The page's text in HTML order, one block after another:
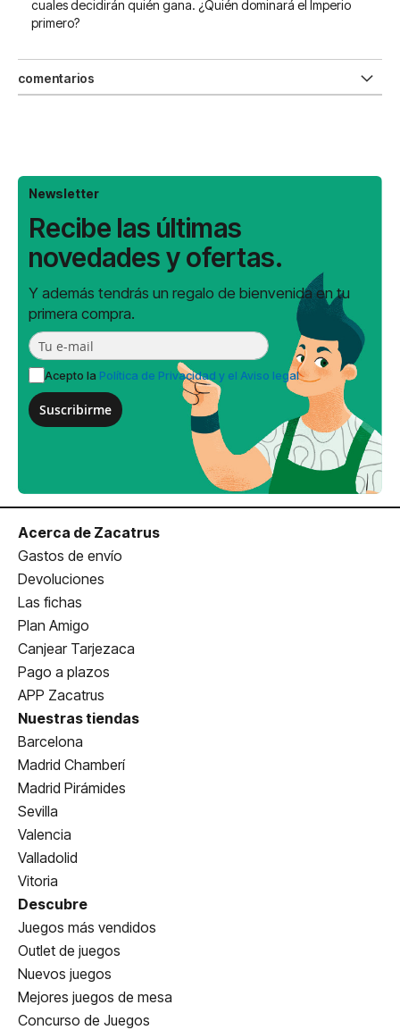
cuales decidirán quién gana. ¿Quién dominará el Imperio
primero?
comentarios
Newsletter
Recibe las últimas
novedades y ofertas.
Y además tendrás un regalo de bienvenida en tu
primera compra.
Acepto la Política de Privacidad y el Aviso legal
Suscribirme
Acerca de Zacatrus
Gastos de envío
Devoluciones
Las fichas
Plan Amigo
Canjear Tarjezaca
Pago a plazos
APP Zacatrus
Nuestras tiendas
Barcelona
Madrid Chamberí
Madrid Pirámides
Sevilla
Valencia
Valladolid
Vitoria
Descubre
Juegos más vendidos
Outlet de juegos
Nuevos juegos
Mejores juegos de mesa
Concurso de Juegos